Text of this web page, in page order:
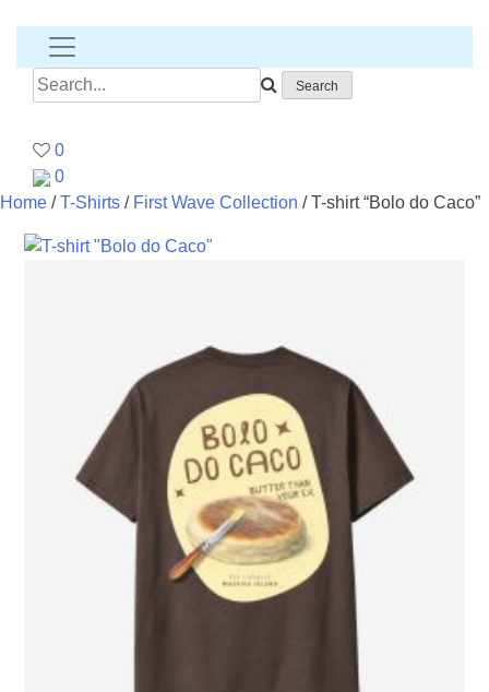
shirt
Search
for:
0
0
Home /T-Shirts / First Wave Collection / T-shirt “Bolo do Caco”